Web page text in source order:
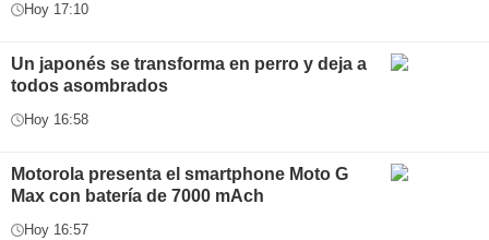
Hoy 17:10
Un japonés se transforma en perro y deja a
todos asombrados
Hoy 16:58
Motorola presenta el smartphone Moto G
Max con batería de 7000 mAch
Hoy 16:57